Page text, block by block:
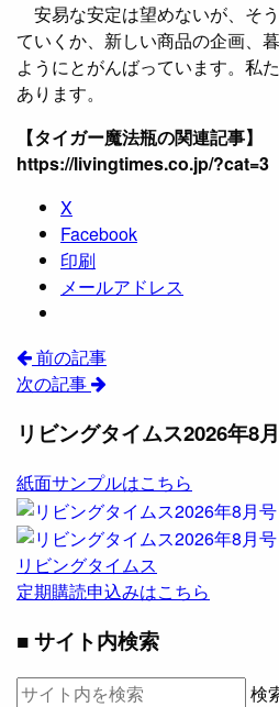
安易な安定は望めないが、そ
ていくか、新しい商品の企画、
ようにとがんばっています。私
あります。
【タイガー魔法瓶の関連記事】
https://livingtimes.co.jp/?cat=3
X
Facebook
印刷
メールアドレス
前の記事
次の記事
リビングタイムス2026年8
紙面サンプルはこちら
リビングタイムス
定期購読申込みはこちら
■ サイト内検索
検